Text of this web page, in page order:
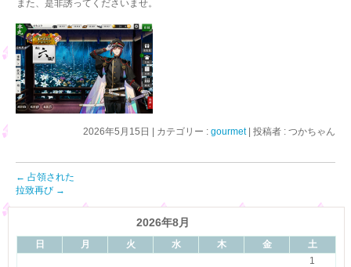
また、是非誘ってくださいませ。
2026年5月15日 | カテゴリー : gourmet | 投稿者 : つかちゃん
← 占領された
拉致再び →
2026年8月
日 月 火 水 木 金 土
1